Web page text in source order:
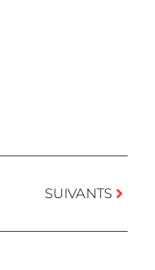
SUIVANTS